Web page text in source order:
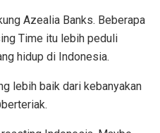
Azealia Banks. Beberapa
Time itu lebih peduli
hidup di Indonesia.
lebih baik dari kebanyakan